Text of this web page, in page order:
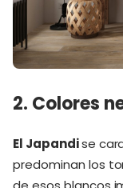
2. Colores
El Japandise
predominan los